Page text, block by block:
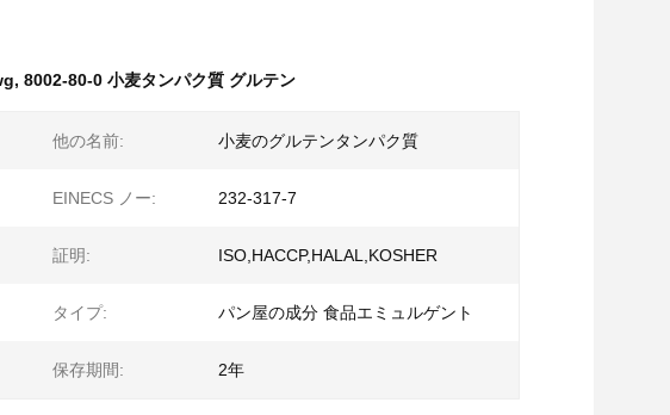
, 8002-80-0 小麦タンパク質 グルテン
他の名前: 小麦のグルテンタンパク質
EINECS ノー: 232-317-7
証明: ISO,HACCP,HALAL,KOSHER
タイプ: パン屋の成分 食品エミュルゲント
保存期間: 2年